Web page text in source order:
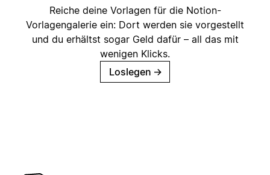
Reiche deine Vorlagen für die Notion-
Vorlagengalerie ein: Dort werden sie vorgestellt
und du erhältst sogar Geld dafür – all das mit
wenigen Klicks.
Loslegen →